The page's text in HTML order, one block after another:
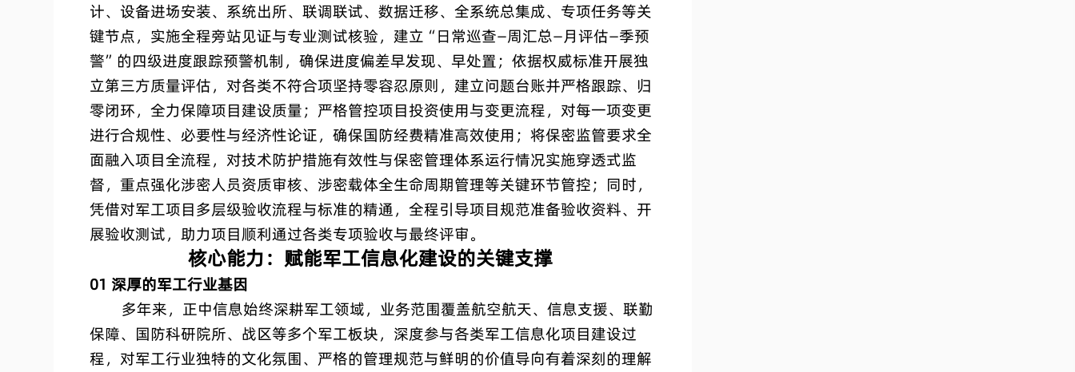
计、设备进场安装、系统出所、联调联试、数据迁移、全系统总集成、专项任务等关
键节点，实施全程旁站见证与专业测试核验，建立“日常巡查—周汇总—月评估—季预
警”的四级进度跟踪预警机制，确保进度偏差早发现、早处置；依据权威标准开展独
立第三方质量评估，对各类不符合项坚持零容忍原则，建立问题台账并严格跟踪、归
零闭环，全力保障项目建设质量；严格管控项目投资使用与变更流程，对每一项变更
进行合规性、必要性与经济性论证，确保国防经费精准高效使用；将保密监管要求全
面融入项目全流程，对技术防护措施有效性与保密管理体系运行情况实施穿透式监
督，重点强化涉密人员资质审核、涉密载体全生命周期管理等关键环节管控；同时，
凭借对军工项目多层级验收流程与标准的精通，全程引导项目规范准备验收资料、开
展验收测试，助力项目顺利通过各类专项验收与最终评审。
核心能力：赋能军工信息化建设的关键支撑
01 深厚的军工行业基因
多年来，正中信息始终深耕军工领域，业务范围覆盖航空航天、信息支援、联勤
保障、国防科研院所、战区等多个军工板块，深度参与各类军工信息化项目建设过
程，对军工行业独特的文化氛围、严格的管理规范与鲜明的价值导向有着深刻的理解